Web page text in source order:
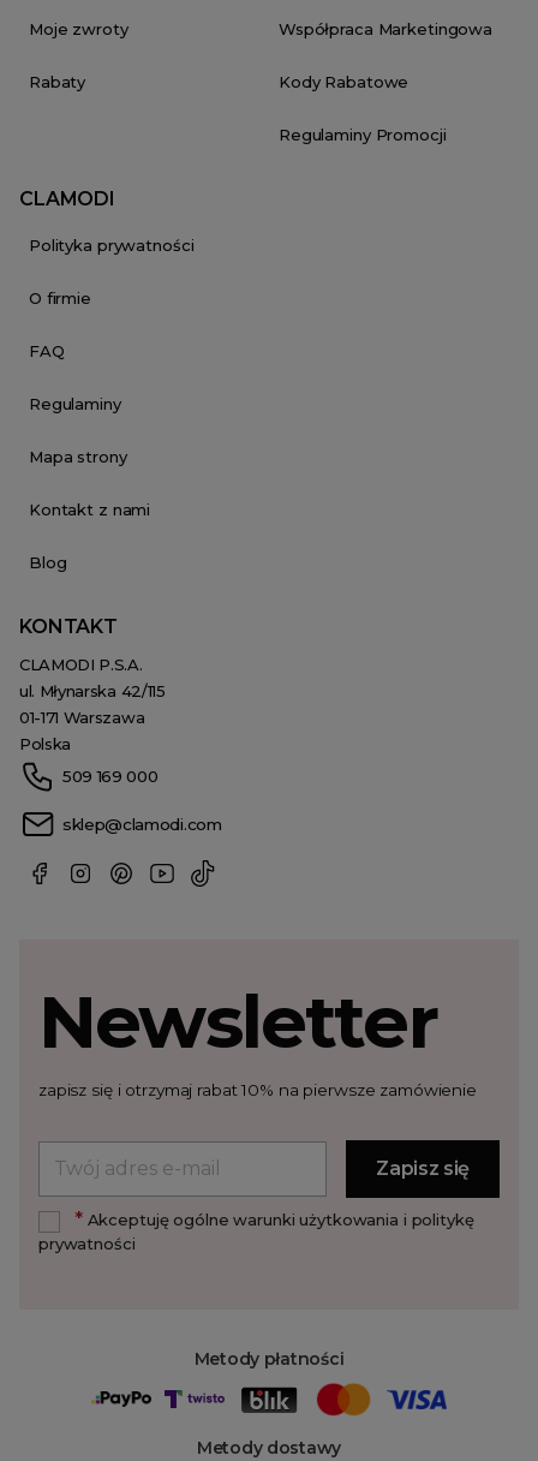
Moje zwroty
Rabaty
Współpraca Marketingowa
Kody Rabatowe
Regulaminy Promocji
CLAMODI
Polityka prywatności
O firmie
FAQ
Regulaminy
Mapa strony
Kontakt z nami
Blog
KONTAKT
CLAMODI P.S.A.
ul. Młynarska 42/115
01-171 Warszawa
Polska
509 169 000
sklep@clamodi.com
Metody płatności
Metody dostawy
Newsletter
zapisz się i otrzymaj rabat 10% na pierwsze zamówienie
*Akceptuję ogólne warunki użytkowania i politykę
prywatności